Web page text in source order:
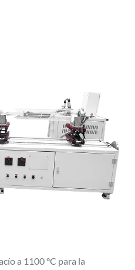
a 1100 °C para la